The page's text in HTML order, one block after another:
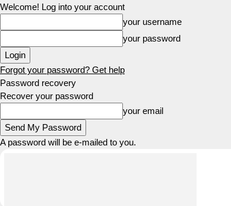
Welcome! Log into your account
your username
your password
Forgot your password? Get help
Password recovery
Recover your password
your email
A password will be e-mailed to you.